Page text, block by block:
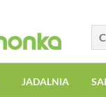
JADALNIA